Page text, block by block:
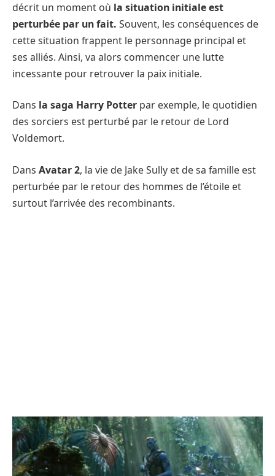
décrit un moment où la situation initiale est
perturbée par un fait. Souvent, les conséquences de
cette situation frappent le personnage principal et
ses alliés. Ainsi, va alors commencer une lutte
incessante pour retrouver la paix initiale.
Dans la saga Harry Potter par exemple, le quotidien
des sorciers est perturbé par le retour de Lord
Voldemort.
Dans Avatar 2, la vie de Jake Sully et de sa famille est
perturbée par le retour des hommes de l’étoile et
surtout l’arrivée des recombinants.